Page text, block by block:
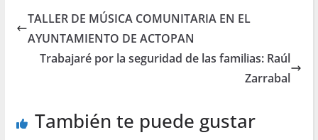
TALLER DE MÚSICA COMUNITARIA EN EL
AYUNTAMIENTO DE ACTOPAN
Trabajaré por la seguridad de las familias: Raúl
Zarrabal
También te puede gustar